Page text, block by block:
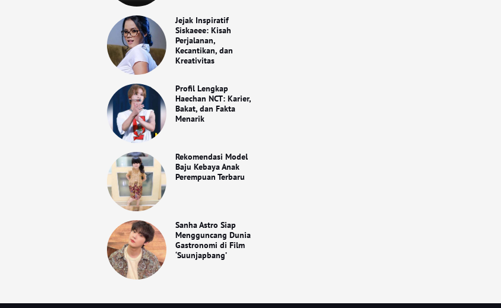
Jejak Inspiratif
Siskaeee: Kisah
Perjalanan,
Kecantikan, dan
Kreativitas
Profil Lengkap
Haechan NCT: Karier,
Bakat, dan Fakta
Menarik
Rekomendasi Model
Baju Kebaya Anak
Perempuan Terbaru
Sanha Astro Siap
Mengguncang Dunia
Gastronomi di Film
‘Suunjapbang’